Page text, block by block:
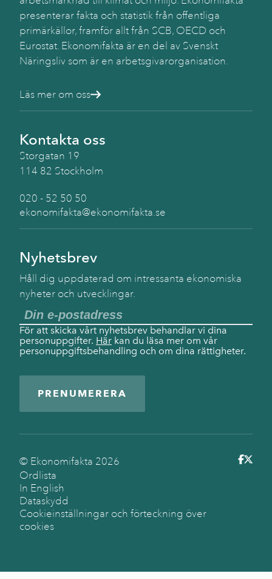
presenterar fakta och statistik från offentliga
primärkällor, framför allt från SCB, OECD och
Eurostat. Ekonomifakta är en del av Svenskt
Näringsliv som är en arbetsgivarorganisation.
Läs mer om oss
Kontakta oss
Storgatan 19
114 82 Stockholm
020 - 52 50 50
ekonomifakta@ekonomifakta.se
Nyhetsbrev
Håll dig uppdaterad om intressanta ekonomiska
nyheter och utvecklingar.
För att skicka vårt nyhetsbrev behandlar vi dina
personuppgifter. Här kan du läsa mer om vår
personuppgiftsbehandling och om dina rättigheter.
PRENUMERERA
© Ekonomifakta 2026
Ordlista
In English
Dataskydd
Cookieinställningar och förteckning över
cookies